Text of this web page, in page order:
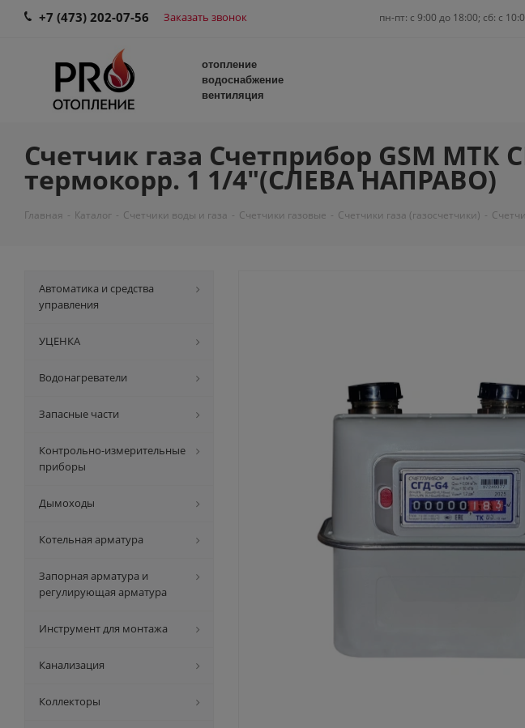
+7 (473) 202-07-56 Заказать звонок пн-пт: c 9:00 до 18:00; сб: с
отопление
водоснабжение
вентиляция
Счетчик газа Счетприбор GSM МТК
термокорр. 1 1/4"(СЛЕВА НАПРАВО)
Главная - Каталог - Счетчики воды и газа - Счетчики газовые - Счетчики газа (газосчетчики) -
Автоматика и средства
управления
УЦЕНКА
Водонагреватели
Запасные части
Контрольно-измерительные
приборы
Дымоходы
Котельная арматура
Запорная арматура и
регулирующая арматура
Инструмент для монтажа
Канализация
Коллекторы